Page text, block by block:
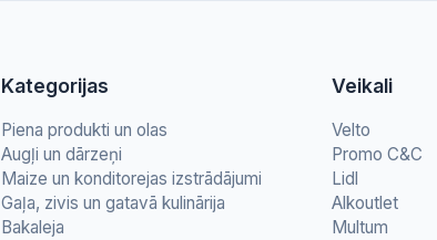
Kategorijas
Piena produkti un olas
Augļi un dārzeņi
Maize un konditorejas izstrādājumi
Gaļa, zivis un gatavā kulinārija
Bakaleja
Veikali
Velto
Promo C&C
Lidl
Alkoutlet
Multum